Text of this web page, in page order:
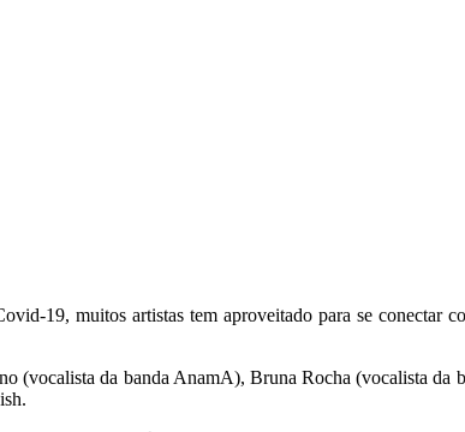
19, muitos artistas tem aproveitado para se conectar
(vocalista da banda AnamA), Bruna Rocha (vocalista